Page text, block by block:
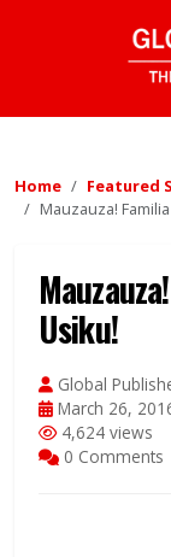
Home
Featured
Mauzauza!
Usiku!
Global
March 26,
4,624 views
0 Comments